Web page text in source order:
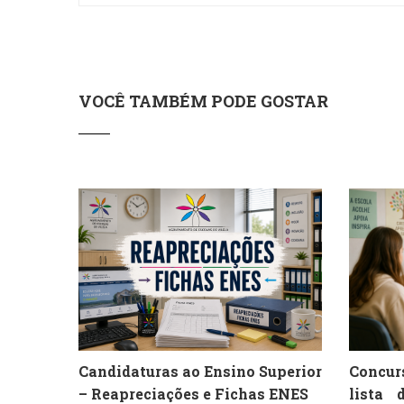
VOCÊ TAMBÉM PODE GOSTAR
Candidaturas ao Ensino Superior
– Reapreciações e Fichas ENES
lista